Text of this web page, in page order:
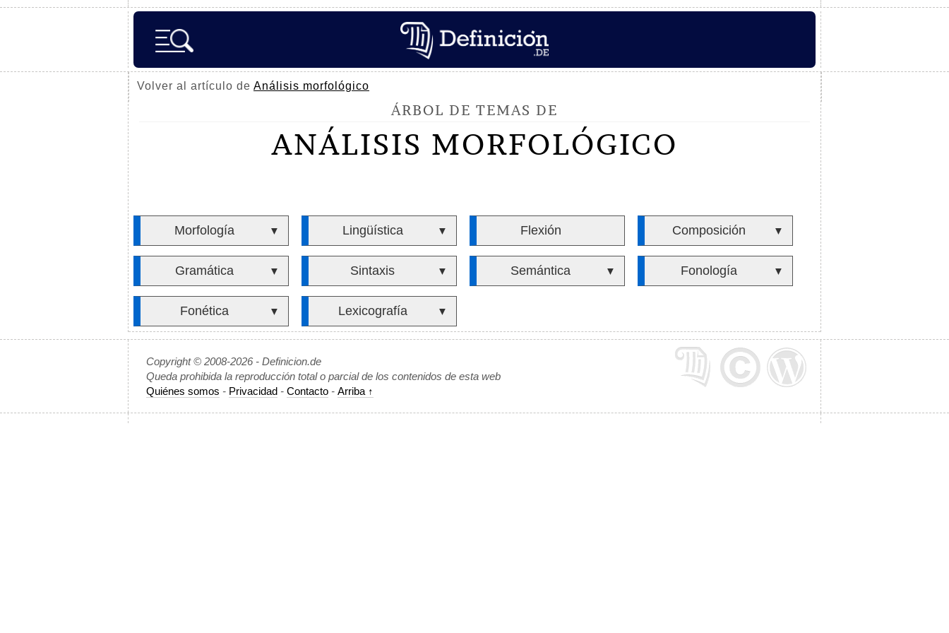
Volver al artículo de Análisis morfológico
ÁRBOL DE TEMAS DE
ANÁLISIS MORFOLÓGICO
Morfología ▼ Lingüística ▼ Flexión Composición ▼
Gramática ▼ Sintaxis ▼ Semántica ▼ Fonología ▼
Fonética ▼ Lexicografía ▼
Copyright © 2008-2026 - Definicion.de
Queda prohibida la reproducción total o parcial de los contenidos de esta web
Quiénes somos - Privacidad - Contacto - Arriba ↑